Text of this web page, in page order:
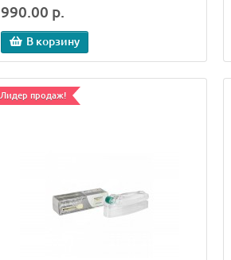
990.00 р.
В корзину
Лидер продаж!